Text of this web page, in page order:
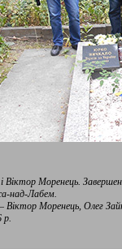
Віктор Моренець.
над-Лабем.
– Віктор Моренець, Олег
р.